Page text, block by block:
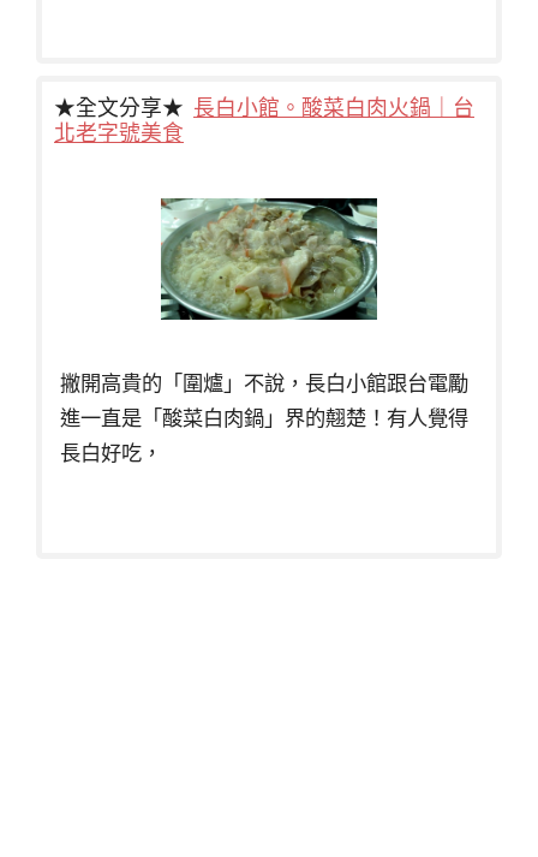
★全文分享★ 長白小館。酸菜白肉火鍋｜台
北老字號美食
撇開高貴的「圍爐」不說，長白小館跟台電勵
進一直是「酸菜白肉鍋」界的翹楚！有人覺得
長白好吃，